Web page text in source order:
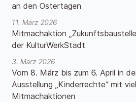
an den Ostertagen
11. März 2026
Mitmachaktion
der KulturWerkStadt
3. März 2026
Vom 8. März bis zum 6. April in
Ausstellung „Kinderrechte“ mit
Mitmachaktionen